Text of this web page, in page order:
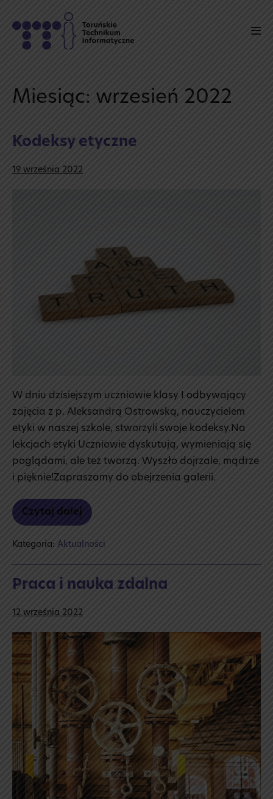
content
Miesiąc: wrzesień 2022
Kodeksy etyczne
19 września 2022
W dniu dzisiejszym uczniowie klasy I odbywający
zajęcia z p. Aleksandrą Ostrowską, nauczycielem
etyki w naszej szkole, stworzyli swoje kodeksy.Na
lekcjach etyki Uczniowie dyskutują, wymieniają się
poglądami, ale też tworzą. Wyszło dojrzale, mądrze
i pięknie!Zapraszamy do obejrzenia galerii.
Czytaj dalej
Kodeksy
etyczne
Kategoria: Aktualności
Praca i nauka zdalna
12 września 2022
Praca
i nauka
zdalna